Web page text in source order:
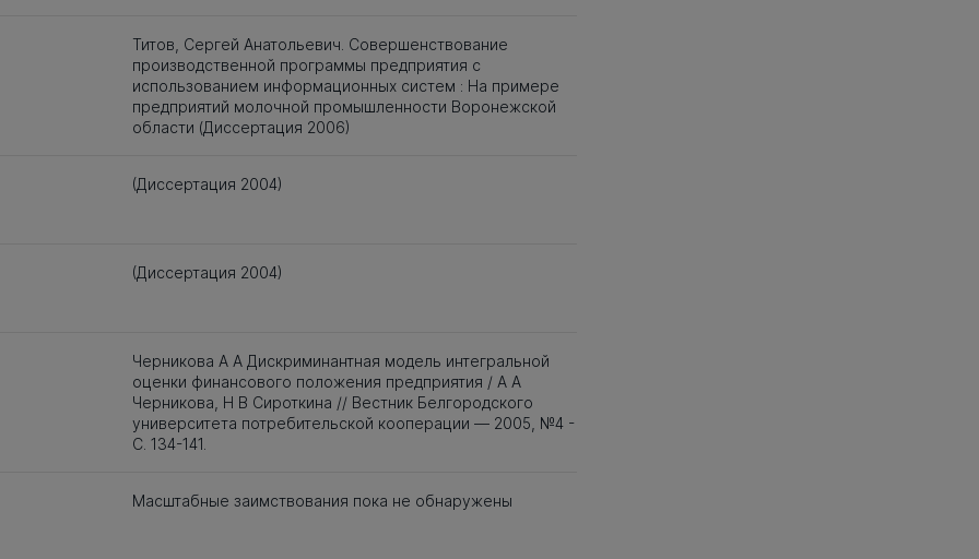
Титов, Сергей Анатольевич. Совершенствование
производственной программы предприятия с
использованием информационных систем : На примере
предприятий молочной промышленности Воронежской
области (Диссертация 2006)
(Диссертация 2004)
(Диссертация 2004)
Черникова А А Дискриминантная модель интегральной
оценки финансового положения предприятия / А А
Черникова, Н В Сироткина // Вестник Белгородского
университета потребительской кооперации — 2005, №4 -
С. 134-141.
Масштабные заимствования пока не обнаружены